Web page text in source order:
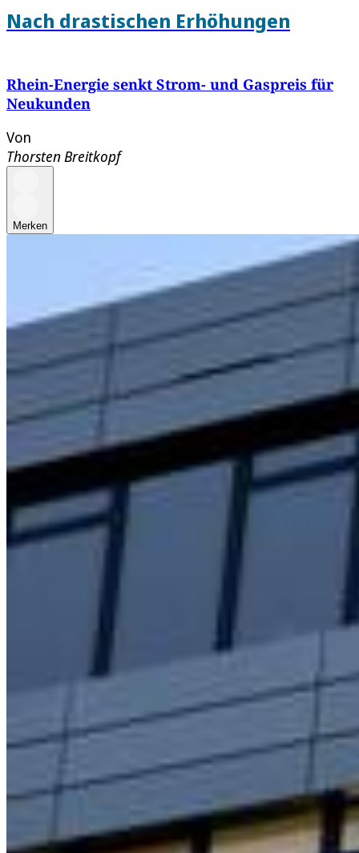
Nach drastischen Erhöhungen
Rhein-Energie senkt Strom- und Gaspreis für
Neukunden
Von
Thorsten Breitkopf
Merken